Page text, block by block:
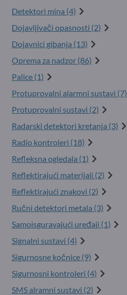
Detektori mina (4)
Dojavljivači opasnosti (2)
Dojavnici gibanja (13)
Oprema za nadzor (86)
Palice (1)
Protuprovalni alarmni sustavi (7)
Protuprovalni sustavi (2)
Radarski detektori kretanja (3)
Radio kontroleri (18)
Refleksna ogledala (1)
Reflektirajući materijali (2)
Reflektirajući znakovi (2)
Ručni detektori metala (3)
Samoisguravajući uređaji (1)
Signalni sustavi (4)
Sigurnosne kočnice (9)
Sigurnosni kontroleri (4)
SMS alramni sustavi (2)